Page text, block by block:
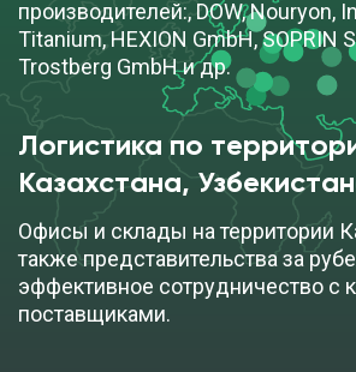
производителей:, DOW, Nouryon,
Titanium, HEXION GmbH, SOPRIN
Trostberg GmbH и др.
Логистика по
Казахстана,
Офисы и склады на территории
также представительства за
эффективное сотрудничество с
поставщиками.